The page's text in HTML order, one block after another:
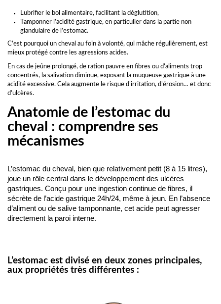
Lubrifier le bol alimentaire, facilitant la déglutition,
Tamponner l’acidité gastrique, en particulier dans la partie non
glandulaire de l’estomac.
C’est pourquoi un cheval au foin à volonté, qui mâche régulièrement, est
mieux protégé contre les agressions acides.
En cas de jeûne prolongé, de ration pauvre en fibres ou d’aliments trop
concentrés, la salivation diminue, exposant la muqueuse gastrique à une
acidité excessive. Cela augmente le risque d’irritation, d’érosion… et donc
d’ulcères.
Anatomie de l’estomac du
cheval : comprendre ses
mécanismes
L’estomac du cheval, bien que relativement petit (8 à 15 litres),
joue un rôle central dans le développement des ulcères
gastriques. Conçu pour une ingestion continue de fibres, il
sécrète de l’acide gastrique 24h/24, même à jeun. En l’absence
d’aliment ou de salive tamponnante, cet acide peut agresser
directement la paroi interne.
L’estomac est divisé en deux zones principales,
aux propriétés très différentes :